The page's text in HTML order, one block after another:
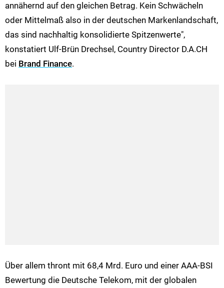
annähernd auf den gleichen Betrag. Kein Schwächeln
oder Mittelmaß also in der deutschen Markenlandschaft,
das sind nachhaltig konsolidierte Spitzenwerte",
konstatiert Ulf-Brün Drechsel, Country Director D.A.CH
bei Brand Finance.
Über allem thront mit 68,4 Mrd. Euro und einer AAA-BSI
Bewertung die Deutsche Telekom, mit der globalen